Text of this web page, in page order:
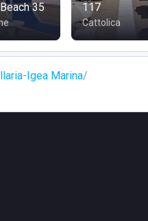
35
117
Cattolica
Igea Marina